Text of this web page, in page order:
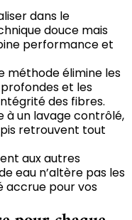
dans le
douce mais
performance et
méthode élimine les
et les
des fibres.
à un lavage contrôlé,
retrouvent tout
aux autres
eau n’altère pas les
accrue pour vos